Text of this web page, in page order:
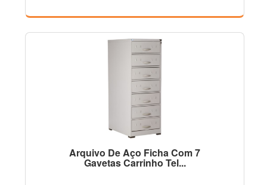
Arquivo De Aço Ficha Com 7
Gavetas Carrinho Tel...